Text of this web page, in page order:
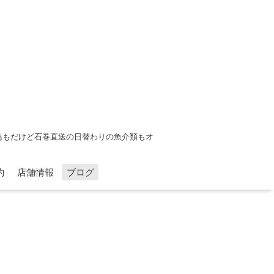
だけど石巻直送の日替わりの魚介類もオ
店舗情報 ブログ